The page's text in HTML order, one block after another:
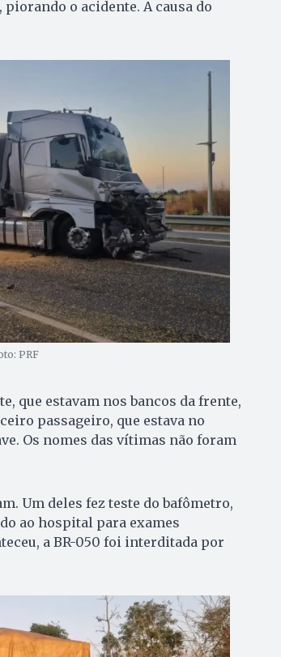
o acidente. A causa do
PRF
que estavam nos bancos da frente,
passageiro, que estava no
Os nomes das vítimas não foram
Um deles fez teste do bafômetro,
ao hospital para exames
a BR-050 foi interditada por